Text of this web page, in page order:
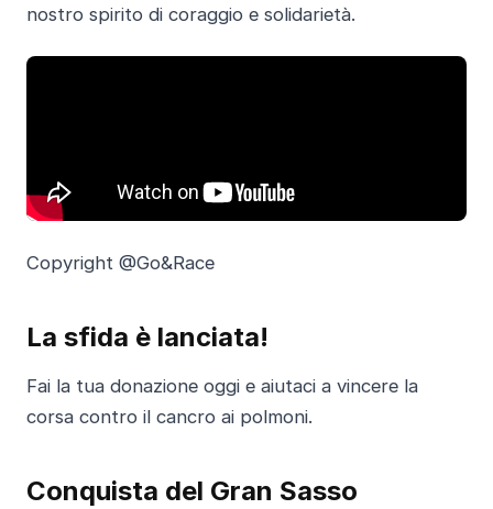
nostro spirito di coraggio e solidarietà.
Copyright @Go&Race
La sfida è lanciata!
Fai la tua donazione oggi e aiutaci a vincere la
corsa contro il cancro ai polmoni.
Conquista del Gran Sasso